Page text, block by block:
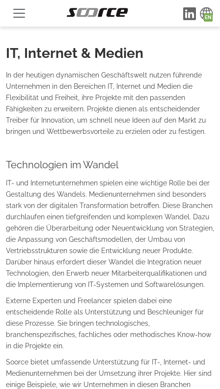
IT, Internet & Medien
In der heutigen dynamischen Geschäftswelt nutzen führende
Unternehmen in den Bereichen IT, Internet und Medien die
Flexibilität und Freiheit, ihre Projekte mit den passenden
Fähigkeiten zu erweitern. Projekte dienen als entscheidender
Treiber für Innovation, um schnell neue Ideen auf den Markt zu
bringen und Wettbewerbsvorteile zu erzielen oder zu festigen.
Technologien im Wandel
IT- und Internetunternehmen spielen eine wichtige Rolle bei der
Gestaltung des Wandels. Medienunternehmen sind besonders
stark von der digitalen Transformation betroffen. Diese Branchen
durchlaufen einen tiefgreifenden und komplexen Wandel. Dazu
gehören die Überarbeitung oder Neuentwicklung von Strategien,
die Anpassung von Geschäftsmodellen, der Umbau von
Vertriebsstrukturen sowie die Entwicklung neuer Produkte.
Darüber hinaus erfordert dieser Wandel die Integration neuer
Technologien, den Erwerb neuer Mitarbeiterqualifikationen und
die Implementierung von IT-Systemen und Softwarelösungen.
Externe Experten und Freelancer spielen dabei eine
entscheidende Rolle als Unterstützung und Beschleuniger für
diese Prozesse. Sie bringen technologisches,
branchenspezifisches, fachliches oder methodisches Know-how
in die Projekte ein.
Soorce bietet umfassende Unterstützung für IT-, Internet- und
Medienunternehmen bei der Umsetzung ihrer Projekte. Hier sind
einige Beispiele, wie wir Unternehmen in diesen Branchen